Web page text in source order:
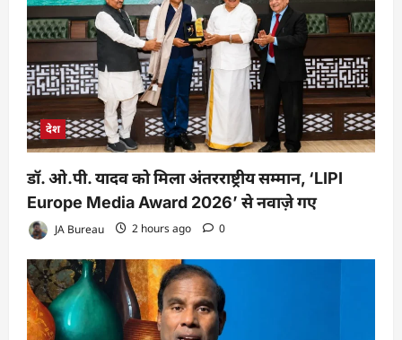
देश
डॉ. ओ.पी. यादव को मिला अंतरराष्ट्रीय सम्मान, ‘LIPI
Europe Media Award 2026’ से नवाज़े गए
JA Bureau 2 hours ago 0